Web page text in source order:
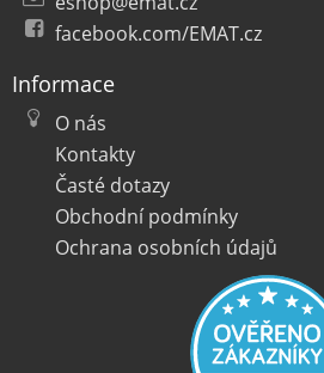
facebook.com/EMAT.cz
Informace
O nás
Kontakty
Časté dotazy
Obchodní podmínky
Ochrana osobních údajů